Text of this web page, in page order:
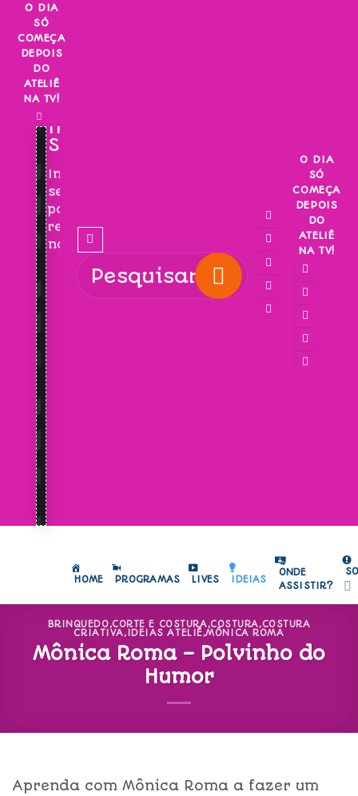
Skip
content
O DIA
SÓ
COMEÇA
DEPOIS
DO
ATELIÊ
NA TV!
INSCREVA-
SE!
Inscreva-
se
para
receber
novidades!
O DIA
SÓ
COMEÇA
DEPOIS
DO
ATELIÊ
NA TV!
HOME PROGRAMAS LIVES IDEIAS
ONDE
ASSISTIR?
BRINQUEDO,CORTE E COSTURA,COSTURA,COSTURA
CRIATIVA, IDEIAS ATELIÊ,MÔNICA ROMA
Mônica Roma – Polvinho do
Humor
Aprenda com Mônica Roma a fazer um